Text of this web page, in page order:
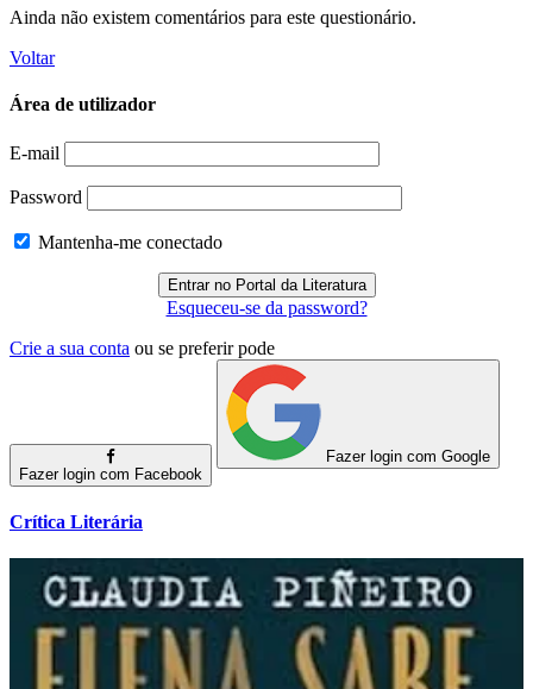
Ainda não existem comentários para este questionário.
Voltar
Área de utilizador
E-mail
Password
Mantenha-me conectado
Esqueceu-se da password?
Crie a sua conta ou se preferir pode
Fazer login com Facebook
Fazer login com Google
Crítica Literária